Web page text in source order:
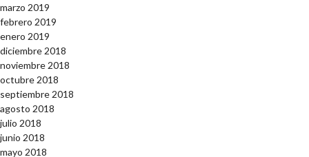
marzo 2019
febrero 2019
enero 2019
diciembre 2018
noviembre 2018
octubre 2018
septiembre 2018
agosto 2018
julio 2018
junio 2018
mayo 2018